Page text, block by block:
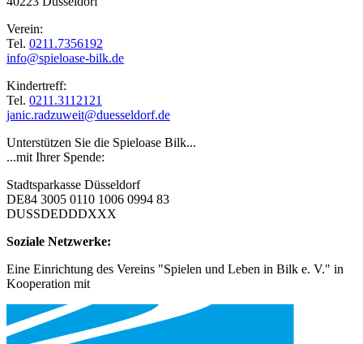
Verein:
Tel. 0211.7356192
info@spieloase-bilk.de
Kindertreff:
Tel. 0211.3112121
janic.radzuweit@duesseldorf.de
Unterstützen Sie die Spieloase Bilk...
...mit Ihrer Spende:
Stadtsparkasse Düsseldorf
DE84 3005 0110 1006 0994 83
DUSSDEDDDXXX
Soziale Netzwerke:
Eine Einrichtung des Vereins "Spielen und Leben in Bilk e. V." in
Kooperation mit